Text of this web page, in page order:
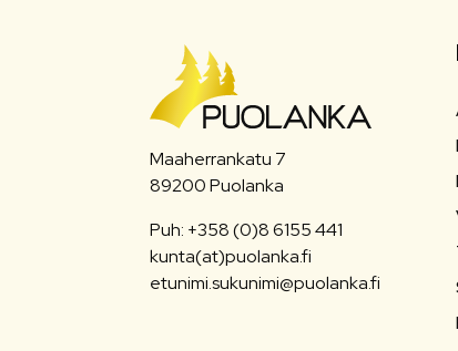
Maaherrankatu 7
89200 Puolanka
Puh: +358 (0)8 6155 441
kunta(at)puolanka.fi
etunimi.sukunimi@puolanka.fi